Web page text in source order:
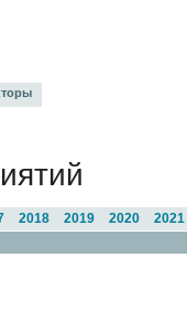
2021
2020
2019
2018